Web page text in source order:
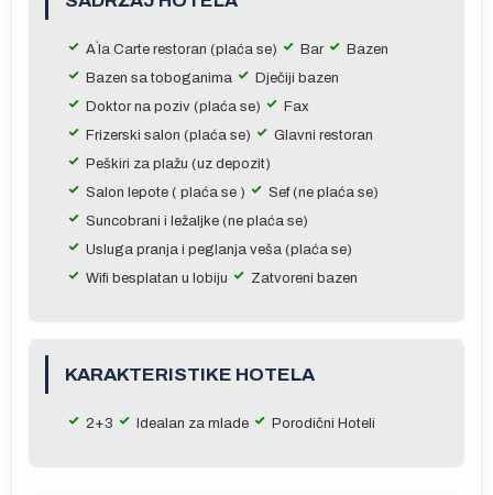
A`la Carte restoran (plaća se) Bar
Bazen
Bazen sa toboganima
Dječiji bazen
Doktor na poziv (plaća se)
Fax
Frizerski salon (plaća se)
Glavni restoran
Peškiri za plažu (uz depozit)
Salon lepote ( plaća se )
Sef (ne plaća se)
Suncobrani i ležaljke (ne plaća se)
Usluga pranja i peglanja veša (plaća se)
Wifi besplatan u lobiju
Zatvoreni bazen
KARAKTERISTIKE HOTELA
2+3 Idealan za mlade Porodični Hoteli